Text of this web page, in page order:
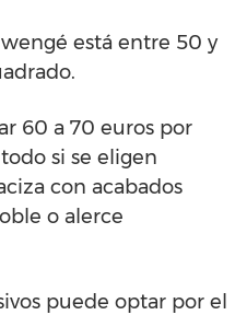
está entre 50 y
60 a 70 euros por
si se eligen
con acabados
o alerce
puede optar por el